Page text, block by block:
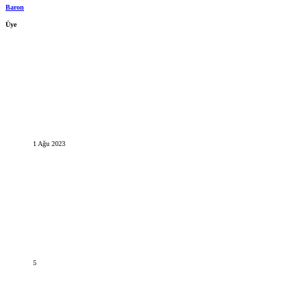
Baron
Üye
1 Ağu 2023
5